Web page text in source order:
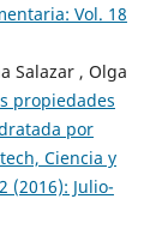
Vol. 18
Salazar , Olga
propiedades
por
Ciencia y
(2016): Julio-